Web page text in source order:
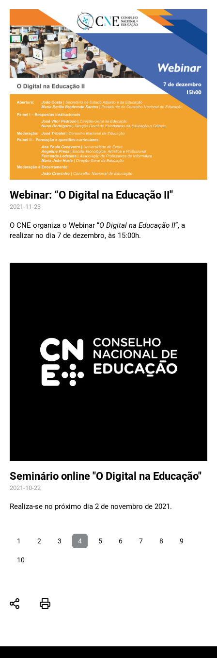
Webinar: “O Digital na Educação II"
2021-11-23
O CNE organiza o Webinar “O Digital na Educação II”, a
realizar no dia 7 de dezembro, às 15:00h.
Seminário online "O Digital na Educação"
2021-10-22
Realiza-se no próximo dia 2 de novembro de 2021.
1 2 3 4 5 6 7 8 9
10